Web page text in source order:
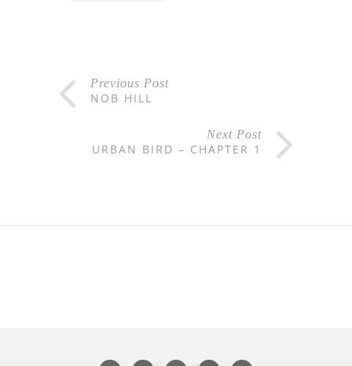
Previous Post
NOB HILL
Next Post
URBAN BIRD – CHAPTER 1